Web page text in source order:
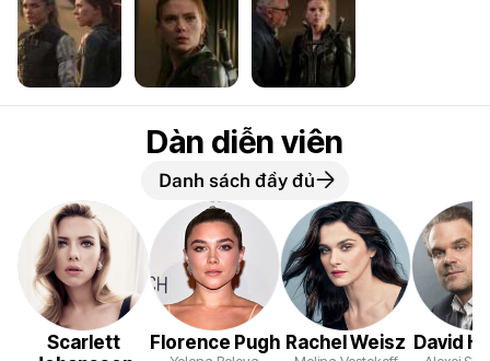
Dàn diễn viên
Danh sách đầy đủ
Scarlett
Florence Pugh Rachel Weisz David